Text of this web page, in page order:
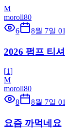
M
moroll80
6
8월 7일
2026 펌프 티
[1]
M
moroll80
8
8월 7일
요즘 까먹네요